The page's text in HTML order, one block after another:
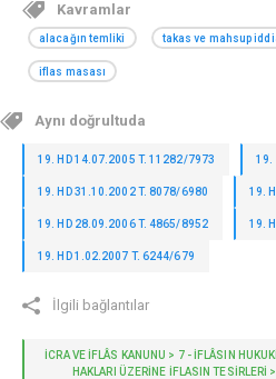
Kavramlar
alacağın temliki takas ve mahsup
iflas masası
Aynı doğrultuda
19. HD 14.07.2005 T. 11282/7973 19.
19. HD 31.10.2002 T. 8078/6980 19.
19. HD 28.09.2006 T. 4865/8952 19.
19. HD 1.02.2007 T. 6244/679
İlgili bağlantılar
İCRA VE İFLÂS KANUNU > 7 - İFLÂSIN
HAKLARI ÜZERİNE İFLASIN TESİRLERİ